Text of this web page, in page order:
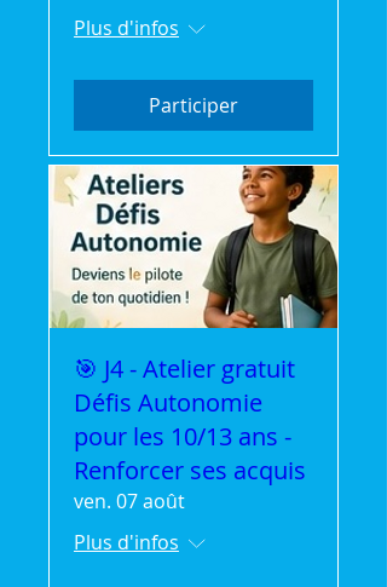
Plus d'infos
Participer
🎯 J4 - Atelier gratuit
Défis Autonomie
pour les 10/13 ans -
Renforcer ses acquis
ven. 07 août
Plus d'infos